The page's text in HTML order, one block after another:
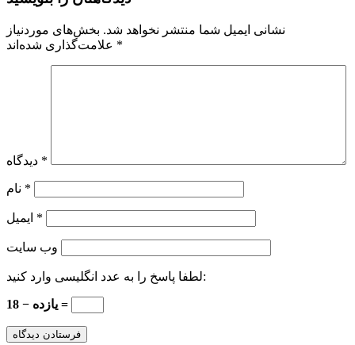
نشانی ایمیل شما منتشر نخواهد شد. بخش‌های موردنیاز
*
*
*
*
وب‌ سایت
لطفا پاسخ را به عدد انگلیسی وارد کنید:
18 − یازده =